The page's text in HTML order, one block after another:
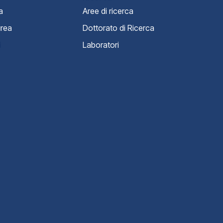
Aree di ricerca
Dottorato di Ricerca
Laboratori